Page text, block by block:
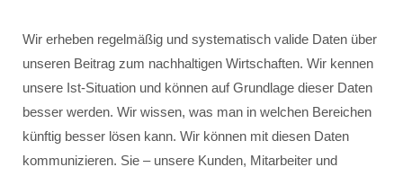
Wir erheben regelmäßig und systematisch valide Daten über
unseren Beitrag zum nachhaltigen Wirtschaften. Wir kennen
unsere Ist-Situation und können auf Grundlage dieser Daten
besser werden. Wir wissen, was man in welchen Bereichen
künftig besser lösen kann. Wir können mit diesen Daten
kommunizieren. Sie – unsere Kunden, Mitarbeiter und